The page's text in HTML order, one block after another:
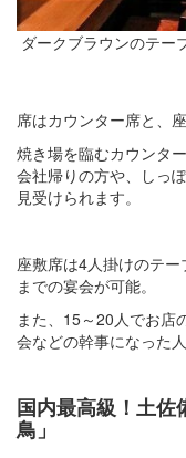
ダークブラウンのテー
席はカウンター席と、
焼き場を臨むカウンタ
会社帰りの方や、しっ
見受けられます。
座敷席は4人掛けのテ
までの宴会が可能。
また、15～20人でお店
会などの幹事になった
国内最高級！土佐
鳥」